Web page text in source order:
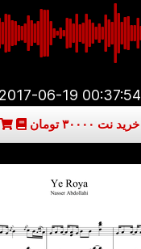
2017-06-19 00:37:54
خرید نت ۳۰۰۰۰ تومان